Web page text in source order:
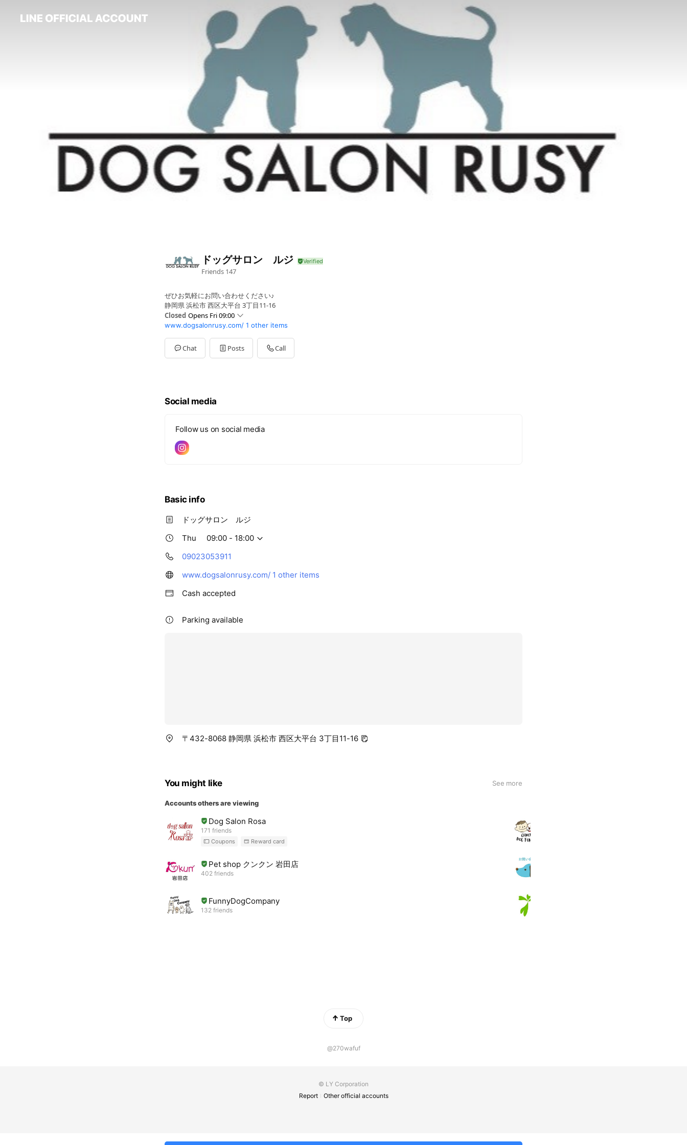
ドッグサロン ルジ
Friends 147
ぜひお気軽にお問い合わせください♪
静岡県 浜松市 西区大平台 3丁目11-16
Closed Opens Fri 09:00
Sun09:00 - 18:00
Mon09:00 - 18:00
TueClosed
Wed09:00 - 18:00
www.dogsalonrusy.com/ 1 other items
Chat Posts Call
Social media
Follow us on social media
Basic info
ドッグサロン ルジ
Thu
09:00 - 18:00
09023053911
www.dogsalonrusy.com/ 1 other items
Cash accepted
Parking available
〒432-8068 静岡県 浜松市 西区大平台 3丁目11-16
You might like See more
Accounts others are viewing
Dog Salon Rosa
171 friends
Coupons Reward card
Pet shop クンクン 岩田店
402 friends
FunnyDogCompany
132 friends
Top
@270wafuf
© LY Corporation
Report
Other official accounts